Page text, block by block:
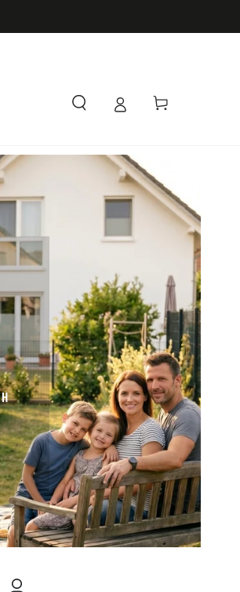
Warenkorb